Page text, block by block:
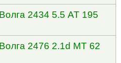
2434 5.5 AT 195
2476 2.1d MT 62